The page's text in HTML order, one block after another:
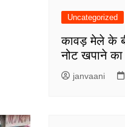
Uncategorized
कावड़ मेले के
नोट खपाने
janvaani